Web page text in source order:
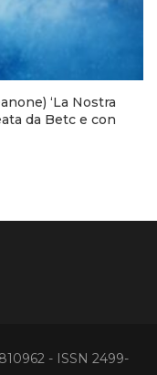
‘La Nostra
da Betc e con
- ISSN 2499-